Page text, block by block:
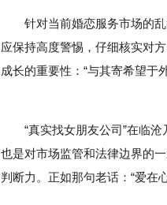
针对当前婚恋服务市场的
应保持高度警惕，仔细核实对
成长的重要性：“与其寄希望于
“真实找女朋友公司”在临沧
也是对市场监管和法律边界的
判断力。正如那句老话：“爱在